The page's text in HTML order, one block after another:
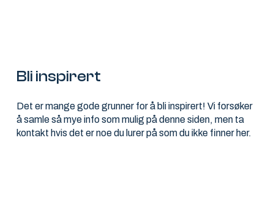
Bli inspirert
Det er mange gode grunner for å bli inspirert! Vi forsøker
å samle så mye info som mulig på denne siden, men ta
kontakt hvis det er noe du lurer på som du ikke finner her.